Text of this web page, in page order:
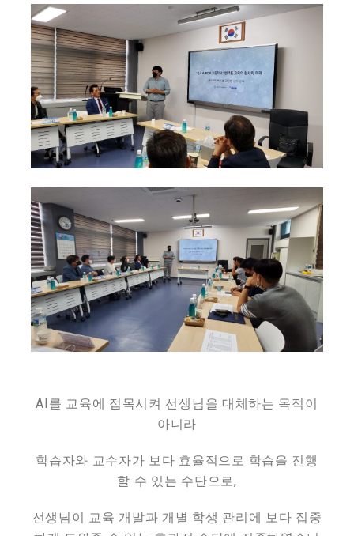
AI를 교육에 접목시켜 선생님을 대체하는 목적이
아니라
학습자와 교수자가 보다 효율적으로 학습을 진행
할 수 있는 수단으로,
선생님이 교육 개발과 개별 학생 관리에 보다 집중